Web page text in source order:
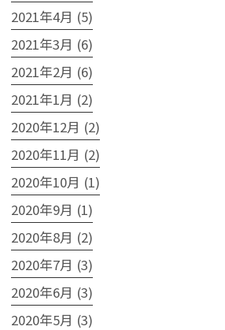
2021年4月 (5)
2021年3月 (6)
2021年2月 (6)
2021年1月 (2)
2020年12月 (2)
2020年11月 (2)
2020年10月 (1)
2020年9月 (1)
2020年8月 (2)
2020年7月 (3)
2020年6月 (3)
2020年5月 (3)